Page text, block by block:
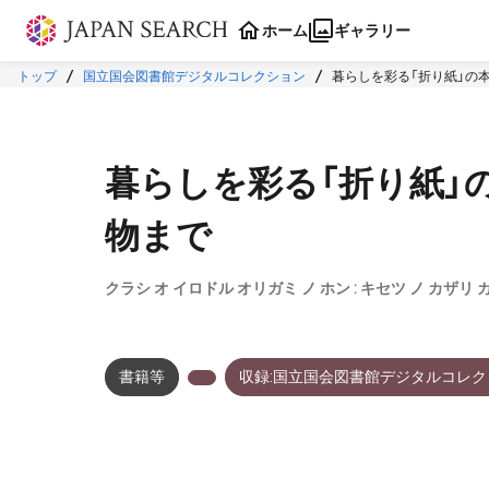
本文に飛ぶ
ホーム ギャラリー
トップ 国立国会図書館デジタルコレクション 暮らしを彩る「折り紙」
暮らしを彩る「折り紙
物まで
クラシ オ イロドル オリガミ ノ ホン : キセツ ノ カザリ
書籍等 収録:国立国会図書館デジタルコレ